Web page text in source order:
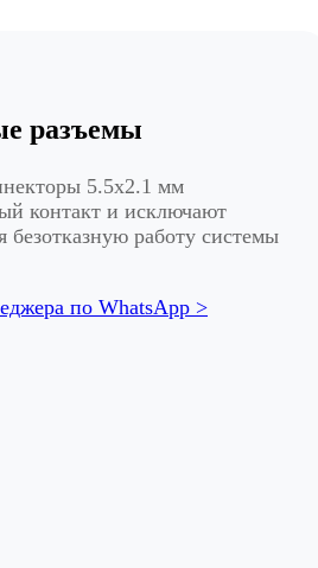
разъемы
5.5х2.1 мм
контакт и исключают
безотказную работу системы
по WhatsApp >